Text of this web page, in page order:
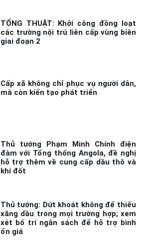
các trường nội trú liên cấp vùng biên
giai đoạn 2
mà còn kiến tạo phát triển
đàm với Tổng thống Angola, đề nghị
hỗ trợ thêm về cung cấp dầu thô và
khí đốt
xăng dầu trong mọi trường hợp; xem
xét bố trí ngân sách để hỗ trợ bình
ổn giá